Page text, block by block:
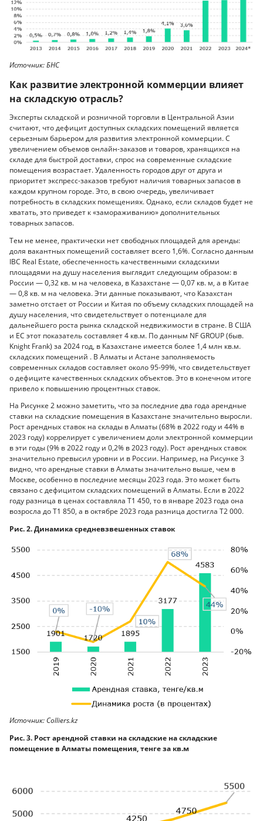
Источник: БНС
Как развитие электронной коммерции влияет
на складскую отрасль?
Эксперты складской и розничной торговли в Центральной Азии
считают, что дефицит доступных складских помещений является
серьезным барьером для развития электронной коммерции. С
увеличением объемов онлайн-заказов и товаров, хранящихся на
складе для быстрой доставки, спрос на современные складские
помещения возрастает. Удаленность городов друг от друга и
приоритет экспресс-заказов требуют наличия товарных запасов в
каждом крупном городе. Это, в свою очередь, увеличивает
потребность в складских помещениях. Однако, если складов будет не
хватать, это приведет к «замораживанию» дополнительных
товарных запасов.
Тем не менее, практически нет свободных площадей для аренды:
доля вакантных помещений составляет всего 1,6%. Согласно данным
IBC Real Estate, обеспеченность качественными складскими
площадями на душу населения выглядит следующим образом: в
России — 0,32 кв. м на человека, в Казахстане — 0,07 кв. м, а в Китае
— 0,8 кв. м на человека. Эти данные показывают, что Казахстан
заметно отстает от России и Китая по объему складских площадей на
душу населения, что свидетельствует о потенциале для
дальнейшего роста рынка складской недвижимости в стране. В США
и ЕС этот показатель составляет 4 кв.м. По данным NF GROUP (быв.
Knight Frank) за 2024 год, в Казахстане имеется более 1,4 млн кв.м.
складских помещений . В Алматы и Астане заполняемость
современных складов составляет около 95-99%, что свидетельствует
о дефиците качественных складских объектов. Это в конечном итоге
привело к повышению процентных ставок.
На Рисунке 2 можно заметить, что за последние два года арендные
ставки на складские помещения в Казахстане значительно выросли.
Рост арендных ставок на склады в Алматы (68% в 2022 году и 44% в
2023 году) коррелирует с увеличением доли электронной коммерции
в эти годы (9% в 2022 году и 0,2% в 2023 году). Рост арендных ставок
значительно превысил уровни и в России. Например, на Рисунке 3
видно, что арендные ставки в Алматы значительно выше, чем в
Москве, особенно в последние месяцы 2023 года. Это может быть
связано с дефицитом складских помещений в Алматы. Если в 2022
году разница в ценах составляла Т1 450, то в январе 2023 года она
возросла до Т1 850, а в октябре 2023 года разница достигла Т2 000.
Рис. 2. Динамика средневзвешенных ставок
Источник: Colliers.kz
Рис. 3. Рост арендной ставки на складские на складские
помещение в Алматы помещения, тенге за кв.м